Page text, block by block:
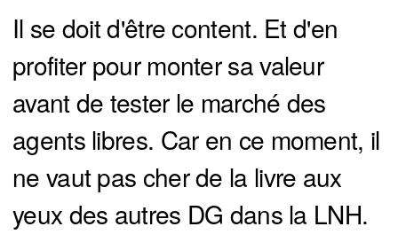
Il se doit d'être content. Et d'en
profiter pour monter sa valeur
avant de tester le marché des
agents libres. Car en ce moment, il
ne vaut pas cher de la livre aux
yeux des autres DG dans la LNH.